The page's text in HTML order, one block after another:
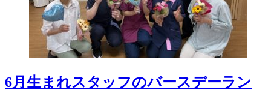
6月生まれスタッフのバースデーラン